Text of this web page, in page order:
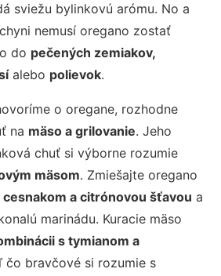
sviežu bylinkovú arómu. No a
nemusí oregano zostať
do pečených zemiakov,
alebo polievok.
o oregane, rozhodne
na mäso a grilovanie. Jeho
chuť si výborne rozumie
mäsom. Zmiešajte oregano
a citrónovou šťavou a
marinádu. Kuracie mäso
s tymianom a
čo bravčové si rozumie s